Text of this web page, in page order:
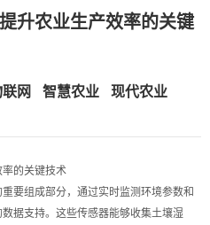
升农业生产效率的关键
网 智慧农业
现代农业
的关键技术
要组成部分，通过实时监测环境参数和
据支持。这些传感器能够收集土壤湿